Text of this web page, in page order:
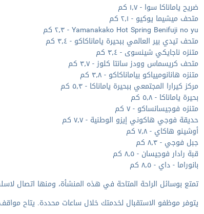
ضريح ياماناكا سوا - ١٫٧ كم
متحف ميشيما يوكيو - ٢٫١ كم
Yamanakako Hot Spring Benifuji no yu - ٢٫٣ كم
متحف تيدي بير العالمي ببحيرة ياماناكاكو - ٣٫٤ كم
متنزه ناجايكي شينسوى - ٣٫٤ كم
متحف كريسماس وودز سانتا كلوز - ٣٫٧ كم
متنزه هانانوميياكو بياماناكاكو - ٣٫٨ كم
مركز كيرارا المجتمعي ببحيرة ياماناكا - ٥٫٣ كم
بحيرة ياماناكا - ٥٫٨ كم
متنزه فوجيسانساكو - ٧ كم
حديقة فوجي هاكوني إيزو الوطنية - ٧٫٧ كم
أوشينو هاكاي - ٧٫٨ كم
جبل فوجي - ٨٫٣ كم
قبة رادار فوجيسان - ٨٫٥ كم
بانوراما - داي - ٨٫٥ كم
تمتع بوسائل الراحة المتاحة في هذه المنشأة، ومنها اتصال
يتوفر موظفو الاستقبال لخدمتك خلال ساعات محددة. يتاح